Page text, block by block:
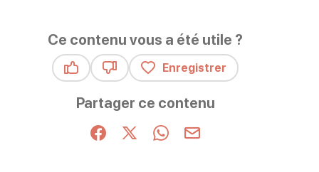
Ce contenu vous a été utile ?
Enregistrer
Partager ce contenu
Partager sur Facebook (nouvelle fenêtre)
Partager sur X / Twitter (nouvelle
Partager sur WhatsApp
Partager par mail